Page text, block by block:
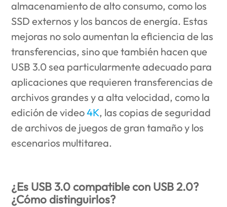
almacenamiento de alto consumo, como los
SSD externos y los bancos de energía. Estas
mejoras no solo aumentan la eficiencia de las
transferencias, sino que también hacen que
USB 3.0 sea particularmente adecuado para
aplicaciones que requieren transferencias de
archivos grandes y a alta velocidad, como la
edición de video4K, las copias de seguridad
de archivos de juegos de gran tamaño y los
escenarios multitarea.
¿Es USB 3.0 compatible con USB 2.0?
¿Cómo distinguirlos?